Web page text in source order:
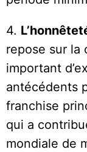
4.
repose sur la
important
antécédents
franchise
qui a
mondiale de